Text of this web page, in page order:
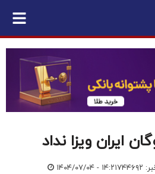
ایران ویزا نداد
۱۴۰۴/۰۷/۰۴ - ۱۴:۲۱